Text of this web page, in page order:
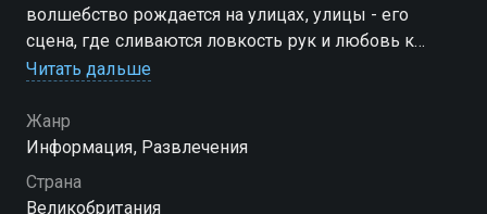
волшебство рождается на улицах, улицы - его
сцена, где сливаются ловкость рук и любовь к
танцу. Он - иллюзионист Мэджикал Боунз! И он
Посмотреть онлайн 1 сезон сериала Вокруг света за
80 фокусов вы можете совершенно бесплатно в
хорошем HD качестве на Смотрёшке
Читать дальше
Жанр
Информация, Развлечения
Страна
Великобритания